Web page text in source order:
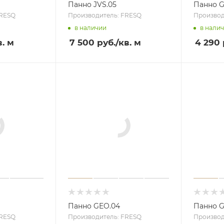
м
Панно JVS.05
Производитель: FRESQ
в наличии
7 500 руб./кв. м
Панно
в
4 290
Панно GEO.04
Производитель: FRESQ
Панно